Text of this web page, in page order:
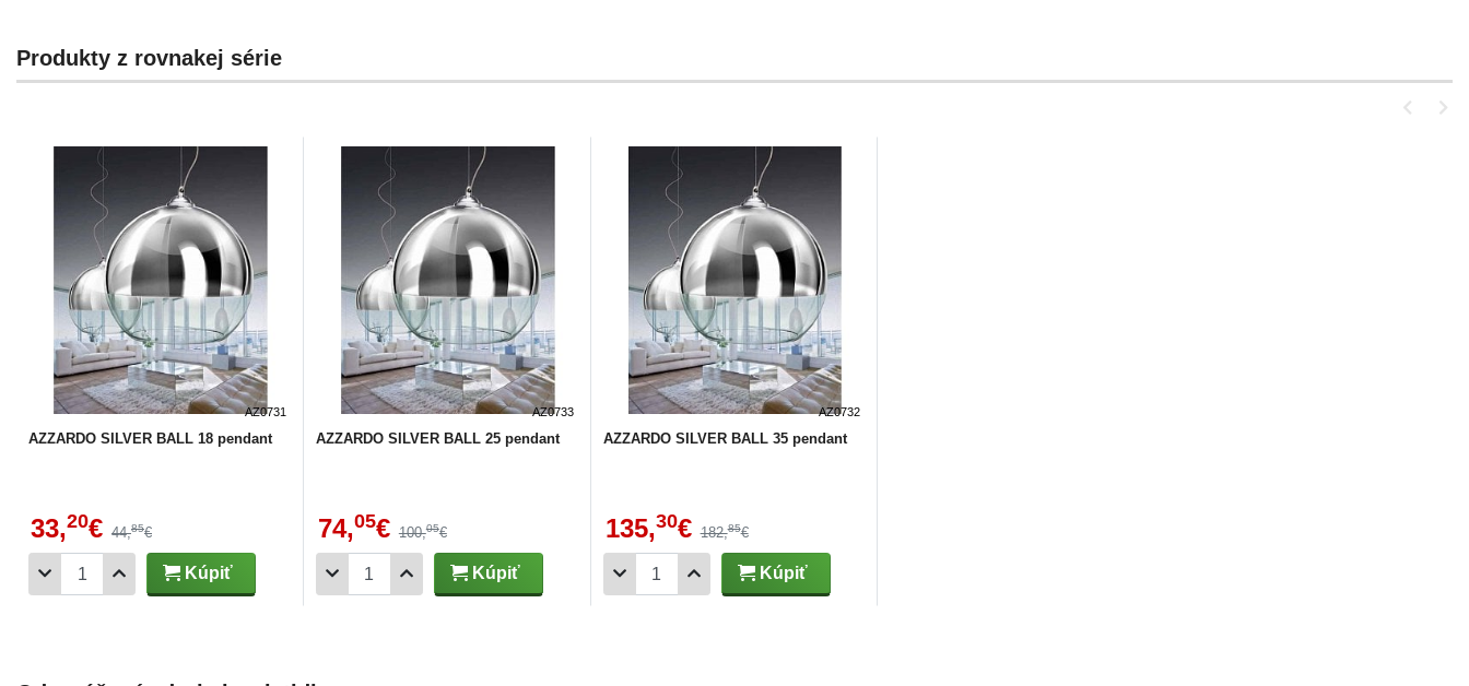
Produkty z rovnakej série
AZ0731
AZZARDO SILVER BALL 18 pendant
33,20€ 44,85€
Kúpiť
AZ0733
AZZARDO SILVER BALL 25 pendant
74,05€ 100,05€
Kúpiť
AZ0732
AZZARDO SILVER BALL 35 pendant
135,30€ 182,85€
Kúpiť